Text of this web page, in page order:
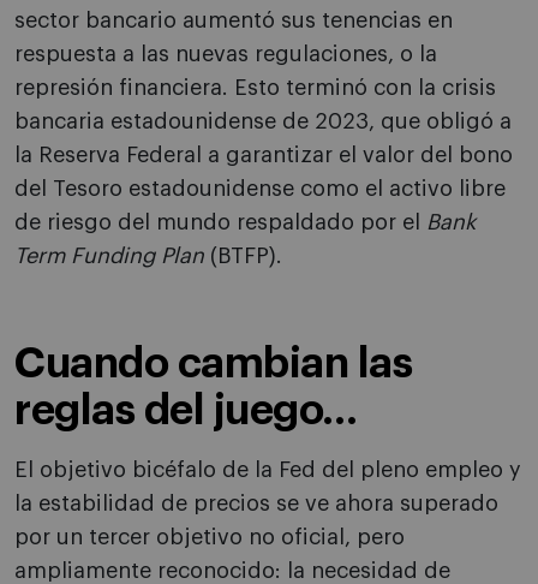
sector bancario aumentó sus tenencias en
respuesta a las nuevas regulaciones, o la
represión financiera. Esto terminó con la crisis
bancaria estadounidense de 2023, que obligó a
la Reserva Federal a garantizar el valor del bono
del Tesoro estadounidense como el activo libre
de riesgo del mundo respaldado por el
Bank
Term FundingPlan (BTFP).
Cuando cambian las
reglas del juego…
El objetivo bicéfalo de la Fed del pleno empleo y
la estabilidad de precios se ve ahora superado
por un tercer objetivo no oficial, pero
ampliamente reconocido: la necesidad de